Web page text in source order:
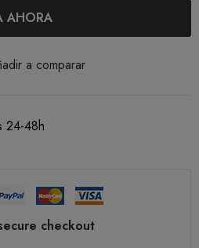
AHORA
a comparar
24-48h
checkout